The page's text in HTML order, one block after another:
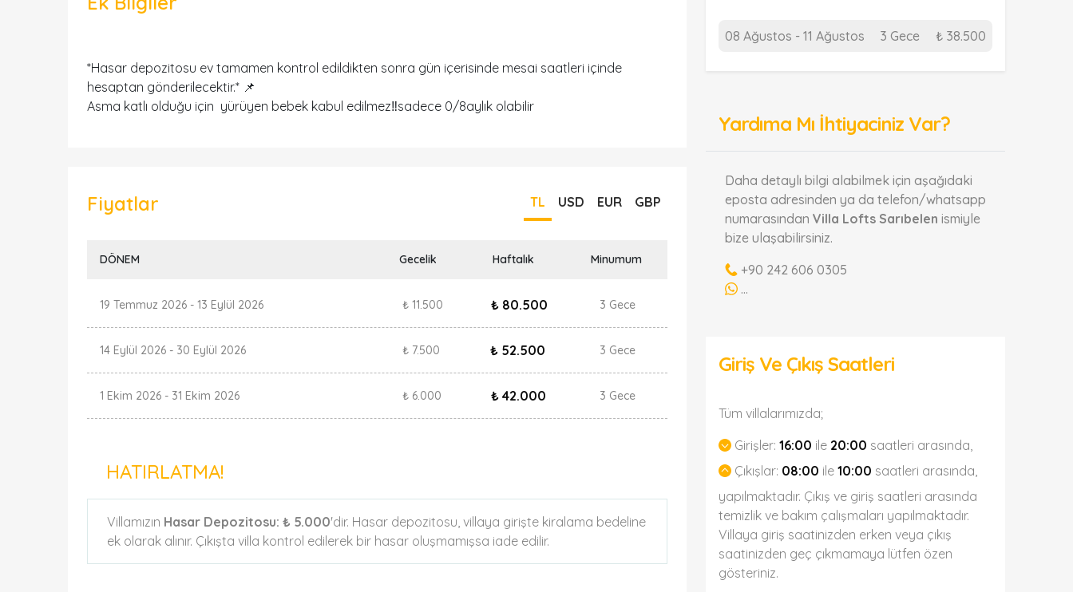
*Hasar depozitosu ev tamamen kontrol edildikten sonra gün içerisinde mesai saatleri içinde
hesaptan gönderilecektir.* 📌
Asma katlı olduğu için yürüyen bebek kabul edilmez‼️sadece 0/8aylık olabilir
Fiyatlar TL USD EUR GBP
DÖNEM Gecelik Haftalık Minumum
19 Temmuz 2026 - 13 Eylül 2026 ₺ 11.500 ₺ 80.500 3 Gece
14 Eylül 2026 - 30 Eylül 2026 ₺ 7.500 ₺ 52.500 3 Gece
1 Ekim 2026 - 31 Ekim 2026 ₺ 6.000 ₺ 42.000 3 Gece
HATIRLATMA!
Villamızın Hasar Depozitosu: ₺ 5.000'dir. Hasar depozitosu, villaya girişte kiralama bedeline
ek olarak alınır. Çıkışta villa kontrol edilerek bir hasar oluşmamışsa iade edilir.
08 Ağustos - 11 Ağustos 3 Gece ₺ 38.500
Yardıma Mı İhtiyaciniz Var?
Daha detaylı bilgi alabilmek için aşağıdaki
eposta adresinden ya da telefon/whatsapp
numarasından Villa Lofts Sarıbelen ismiyle
bize ulaşabilirsiniz.
+90 242 606 0305
...
Giriş Ve Çıkış Saatleri
Tüm villalarımızda;
Girişler: 16:00 ile 20:00 saatleri arasında,
Çıkışlar: 08:00 ile 10:00 saatleri arasında,
yapılmaktadır. Çıkış ve giriş saatleri arasında
temizlik ve bakım çalışmaları yapılmaktadır.
Villaya giriş saatinizden erken veya çıkış
saatinizden geç çıkmamaya lütfen özen
gösteriniz.